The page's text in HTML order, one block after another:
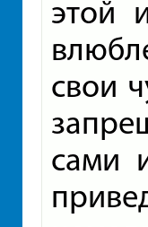
этой
свои
сами